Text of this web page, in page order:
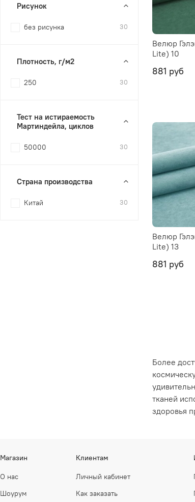
Велюр
Lite) 10
881 руб
Велюр
Lite) 13
881 руб
Более
тканей
здоровья
Рисунок
без рисунка 30
Плотность, г/м2
250 30
Тест на истираемость
Мартиндейла, циклов
50000 30
Страна производства
Китай 30
Магазин
О нас
Шоурум
Клиентам
Личный кабинет
Как заказать